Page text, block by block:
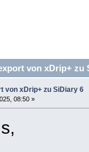
von xDrip+ zu
von xDrip+ zu SiDiary 6
08:50 »